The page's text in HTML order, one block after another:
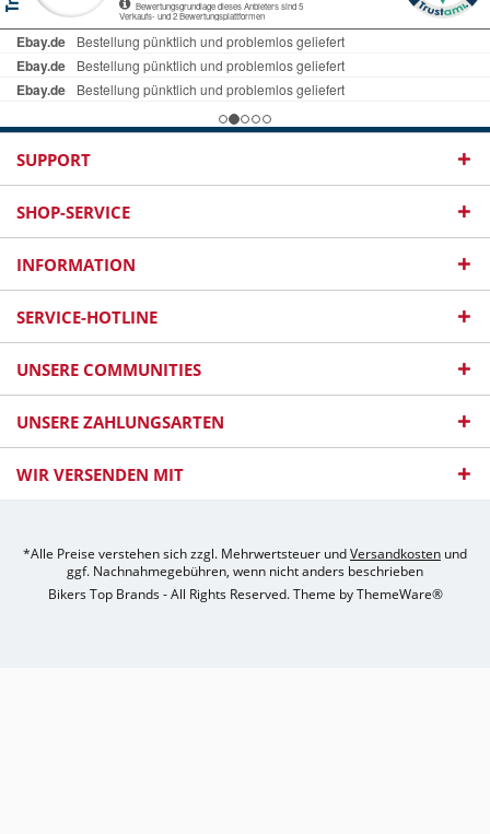
SUPPORT
SHOP-SERVICE
INFORMATION
SERVICE-HOTLINE
UNSERE COMMUNITIES
UNSERE ZAHLUNGSARTEN
WIR VERSENDEN MIT
*Alle Preise verstehen sich zzgl. Mehrwertsteuer undVersandkosten und
ggf. Nachnahmegebühren, wenn nicht anders beschrieben
Bikers Top Brands - All Rights Reserved. Theme byThemeWare®